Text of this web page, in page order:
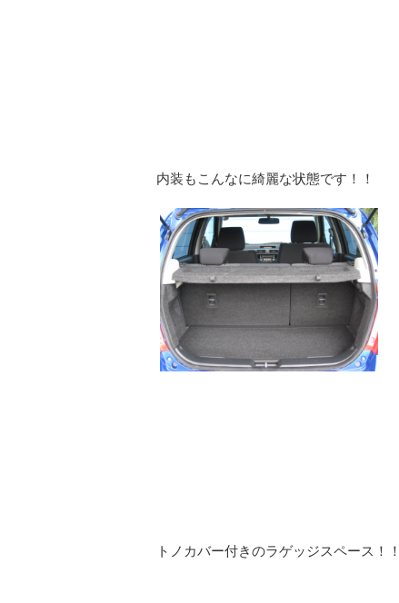
内装もこんなに綺麗な状態です！！
トノカバー付きのラゲッジスペース！